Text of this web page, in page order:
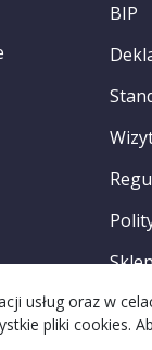
usług oraz w
pliki cookies.
BIP